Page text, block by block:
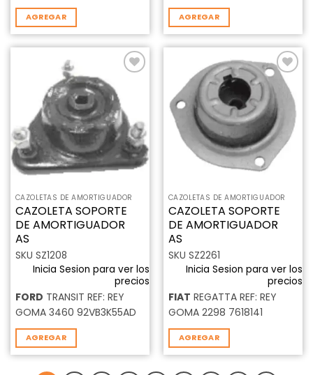
AGREGAR AGREGAR
lista de
deseos
CAZOLETAS DE AMORTIGUADOR
CAZOLETA SOPORTE
DE AMORTIGUADOR
AS
SKU SZ1208
Inicia Sesion para ver los
precios
FORD TRANSIT REF: REY
GOMA 3460 92VB3K55AD
AGREGAR
Añadir
a la
lista de
deseos
CAZOLETAS DE AMORTIGUADOR
CAZOLETA SOPORTE
DE AMORTIGUADOR
AS
SKU SZ2261
Inicia Sesion para ver los
precios
FIAT REGATTA REF: REY
GOMA 2298 7618141
AGREGAR